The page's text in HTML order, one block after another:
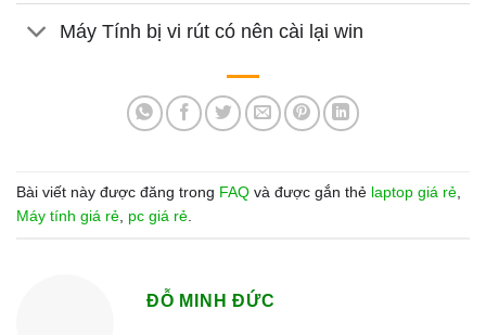
Máy Tính bị vi rút có nên cài lại win
Bài viết này được đăng trong FAQ và được gắn thẻ laptop giá rẻ,
Máy tính giá rẻ, pc giá rẻ.
ĐỖ MINH ĐỨC